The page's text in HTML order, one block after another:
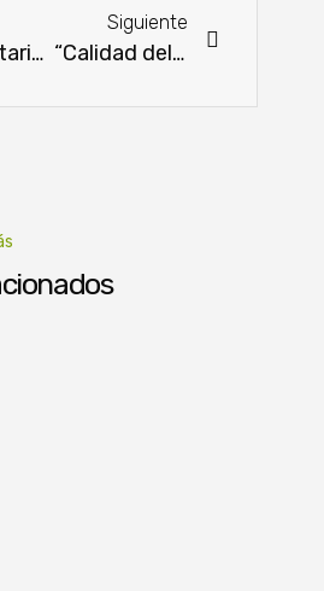
Universitaria invita a la Expo Rodados 2023 en CDE
Siguiente
“Calidad del Aire” fue el tema central del cuarto día de la Semana del Medio Ambiente